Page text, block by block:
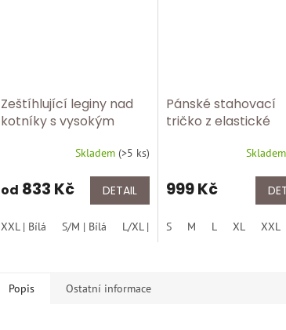
Zeštíhlující leginy nad
kotníky s vysokým
Skladem (>5 ks)
od 833 Kč DETAIL
XXL | Bílá S/M | Bílá L/XL | Bílá 3XL/4XL 4XL/5XL
Pánské stahovací
tričko z elastické
postavu a
břicho FC 419/
Skladem
999 Kč
S M L XL XXL
Popis Ostatní informace